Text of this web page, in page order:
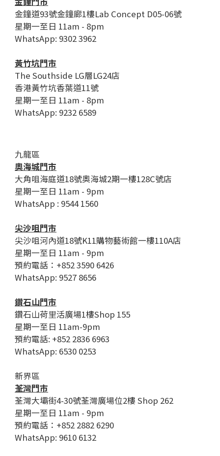
金鐘道93號金鐘廊1樓Lab Concept D05-06號
星期一至日 11am - 8pm
WhatsApp: 9302 3962
黃竹坑門市
The Southside LG層LG24店
香港黃竹坑香葉道11號
星期一至日 11am - 8pm
WhatsApp: 9232 6589
九龍區
奧海城門市
大角咀海庭道18號奧海城2期一樓128C號店
星期一至日 11am - 9pm
WhatsApp : 9544 1560
尖沙咀門市
尖沙咀河內道18號K11購物藝術館一樓110A店
星期一至日 11am - 9pm
預約電話：+852 3590 6426
WhatsApp: 9527 8656
鑽石山門市
鑽石山荷里活廣場1樓Shop 155
星期一至日 11am-9pm
預約電話: +852 2836 6963
WhatsApp: 6530 0253
新界區
荃灣門市
荃灣大壩街4-30號荃灣廣場位2樓 Shop 262
星期一至日 11am - 9pm
預約電話：+852 2882 6290
WhatsApp: 9610 6132